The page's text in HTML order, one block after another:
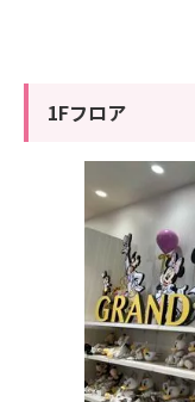
1Fフロア